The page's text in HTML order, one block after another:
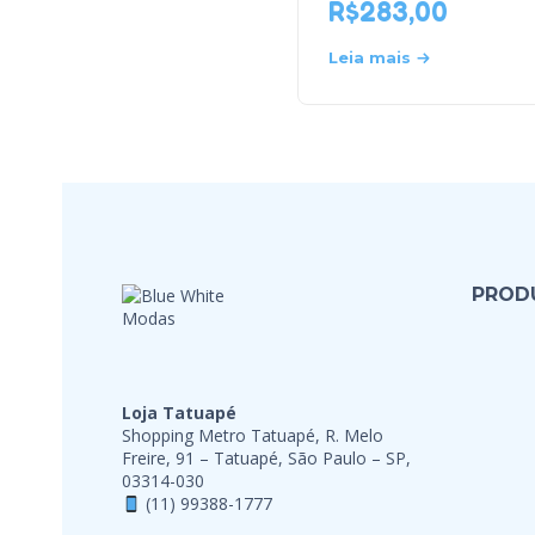
R$283,00
Leia mais
Loja Tatuapé
Shopping Metro Tatuapé, R. Melo
Freire, 91 – Tatuapé, São Paulo – SP,
03314-030
(11) 99388-1777